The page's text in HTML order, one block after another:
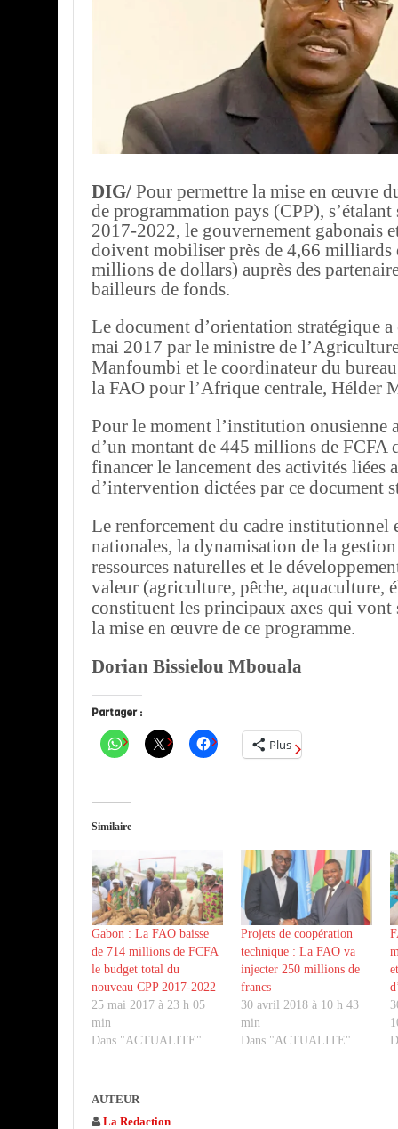
DIG/ Pour permettre la mise en œuvre
de programmation pays (CPP),
2017-2022, le gouvernement gabonais
doivent mobiliser près de 4,66 milliards
millions de dollars) auprès des
bailleurs de fonds.
Le document d’orientation stratégique a
mai 2017 par le ministre de
Manfoumbi et le coordinateur du
la FAO pour l’Afrique centrale, Hélder
Pour le moment l’institution onusienne
d’un montant de 445 millions de FCFA
financer le lancement des activités liées
d’intervention dictées par ce document
Le renforcement du cadre institutionnel
nationales, la dynamisation de la
ressources naturelles et le
valeur (agriculture, pêche, aquaculture,
constituent les principaux axes qui vont
la mise en œuvre de ce programme.
Dorian Bissielou Mbouala
Partager :
Plus
Similaire
Gabon : La FAO baisse
de 714 millions de FCFA
le budget total du
nouveau CPP 2017-2022
25 mai 2017 à 23 h 05
min
Dans "ACTUALITE"
Projets de coopération
technique : La FAO va
injecter 250 millions de
francs
30 avril 2018 à 10 h 43
min
Dans "ACTUALITE"
AUTEUR
La Redaction